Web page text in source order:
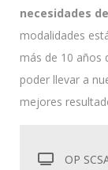
necesidades
modalidades
más de 10 años
poder llevar a
mejores
OP